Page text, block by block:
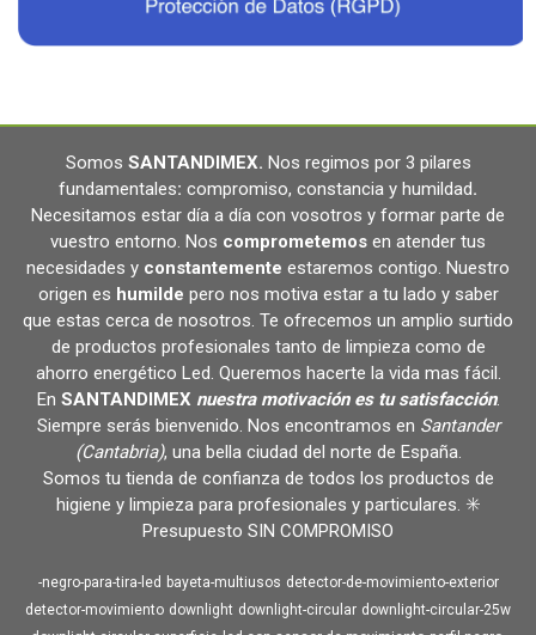
Somos SANTANDIMEX. Nos regimos por 3 pilares
fundamentales: compromiso, constancia y humildad.
Necesitamos estar día a día con vosotros y formar parte de
vuestro entorno. Nos comprometemos en atender tus
necesidades y constantemente estaremos contigo. Nuestro
origen es humilde pero nos motiva estar a tu lado y saber
que estas cerca de nosotros. Te ofrecemos un amplio surtido
de productos profesionales tanto de limpieza como de
ahorro energético Led. Queremos hacerte la vida mas fácil.
En SANTANDIMEX nuestra motivación es tu satisfacción.
Siempre serás bienvenido. Nos encontramos en Santander
(Cantabria), una bella ciudad del norte de España.
Somos tu tienda de confianza de todos los productos de
higiene y limpieza para profesionales y particulares. ✳️
Presupuesto SIN COMPROMISO
-negro-para-tira-led bayeta-multiusos detector-de-movimiento-exterior
detector-movimiento downlight downlight-circular downlight-circular-25w